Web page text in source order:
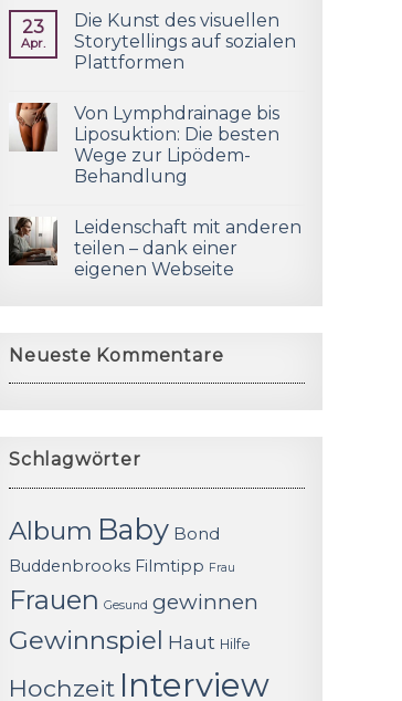
23
Apr.
Die Kunst des visuellen
Storytellings auf sozialen
Plattformen
Von Lymphdrainage bis
Liposuktion: Die besten
Wege zur Lipödem-
Behandlung
Leidenschaft mit anderen
teilen – dank einer
eigenen Webseite
Neueste Kommentare
Schlagwörter
Album Baby Bond
Buddenbrooks Filmtipp Frau
Frauen Gesund gewinnen
Gewinnspiel Haut Hilfe
Hochzeit Interview